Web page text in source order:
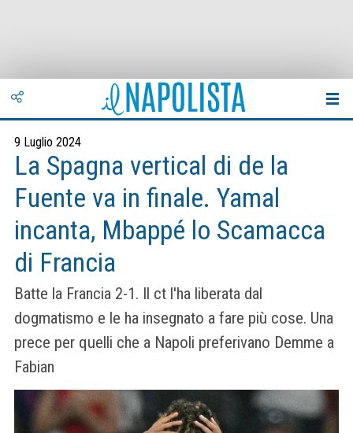
9 Luglio 2024
La Spagna vertical di de la
Fuente va in finale. Yamal
incanta, Mbappé lo Scamacca
di Francia
Batte la Francia 2-1. Il ct l'ha liberata dal
dogmatismo e le ha insegnato a fare più cose. Una
prece per quelli che a Napoli preferivano Demme a
Fabian